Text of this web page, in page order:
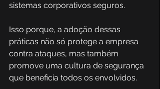
sistemas corporativos seguros.
Isso porque, a adoção dessas
práticas não só protege a empresa
contra ataques, mas também
promove uma cultura de segurança
que beneficia todos os envolvidos.